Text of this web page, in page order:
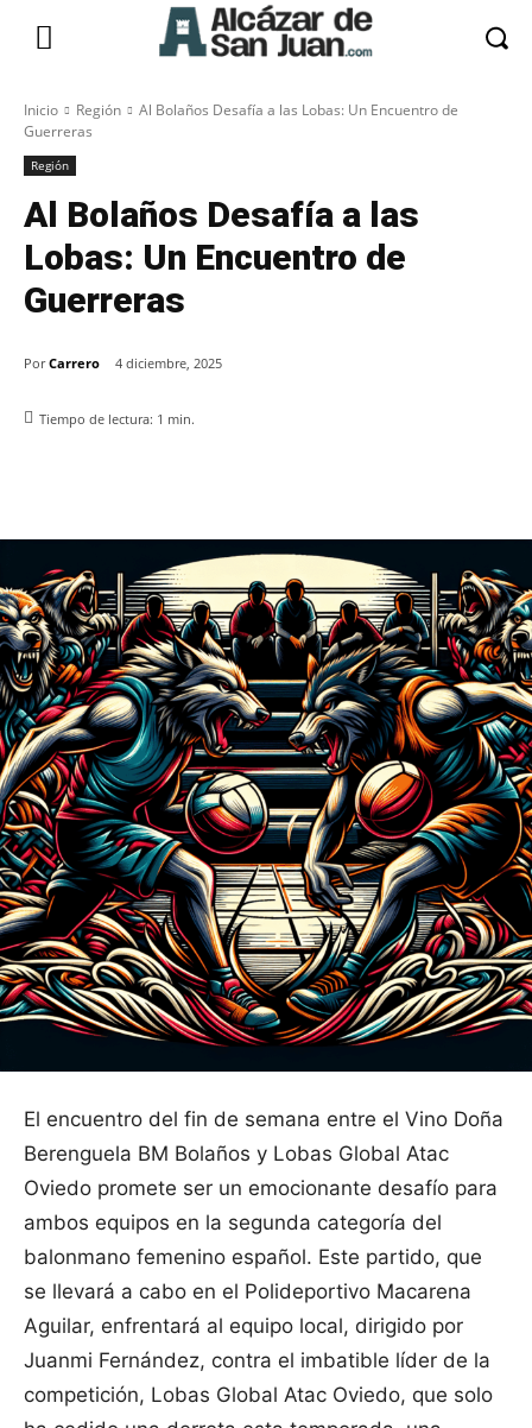
Inicio Región
Al Bolaños Desafía a las Lobas: Un Encuentro de
Guerreras
Región
Al Bolaños Desafía a las
Lobas: Un Encuentro de
Guerreras
Por Carrero 4 diciembre, 2025
Tiempo de lectura: 1 min.
El encuentro del fin de semana entre el Vino Doña
Berenguela BM Bolaños y Lobas Global Atac
Oviedo promete ser un emocionante desafío para
ambos equipos en la segunda categoría del
balonmano femenino español. Este partido, que
se llevará a cabo en el Polideportivo Macarena
Aguilar, enfrentará al equipo local, dirigido por
Juanmi Fernández, contra el imbatible líder de la
competición, Lobas Global Atac Oviedo, que solo